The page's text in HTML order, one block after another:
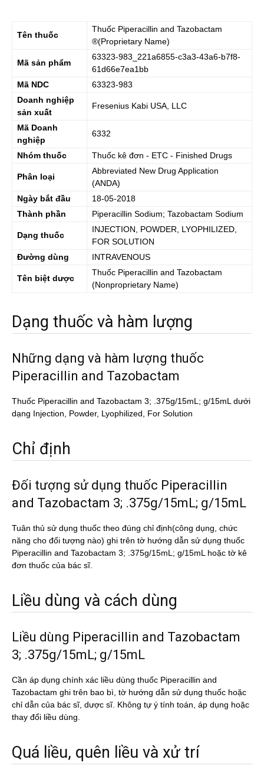
Tên thuốc
Thuốc Piperacillin and Tazobactam
®(Proprietary Name)
Mã sản phẩm
63323-983_221a6855-c3a3-43a6-b7f8-
61d66e7ea1bb
Mã NDC
63323-983
Doanh nghiệp
sản xuất
Fresenius Kabi USA, LLC
Mã Doanh
nghiệp
6332
Nhóm thuốc Thuốc kê đơn - ETC - Finished Drugs
Phân loại
Abbreviated New Drug Application
(ANDA)
Ngày bắt đầu
18-05-2018
Thành phần
Piperacillin Sodium; Tazobactam Sodium
Dạng thuốc
INJECTION, POWDER, LYOPHILIZED,
FOR SOLUTION
Đường dùng
INTRAVENOUS
Tên biệt dược
Thuốc Piperacillin and Tazobactam
(Nonproprietary Name)
Dạng thuốc và hàm lượng
Những dạng và hàm lượng thuốc
Piperacillin and Tazobactam
Thuốc Piperacillin and Tazobactam 3; .375g/15mL; g/15mL dưới
dạng Injection, Powder, Lyophilized, For Solution
Chỉ định
Đối tượng sử dụng thuốc Piperacillin
and Tazobactam 3; .375g/15mL; g/15mL
Tuân thủ sử dụng thuốc theo đúng chỉ định(công dụng, chức
năng cho đối tượng nào) ghi trên tờ hướng dẫn sử dụng thuốc
Piperacillin and Tazobactam 3; .375g/15mL; g/15mL hoặc tờ kê
đơn thuốc của bác sĩ.
Liều dùng và cách dùng
Liều dùng Piperacillin and Tazobactam
3; .375g/15mL; g/15mL
Cần áp dụng chính xác liều dùng thuốc Piperacillin and
Tazobactam ghi trên bao bì, tờ hướng dẫn sử dụng thuốc hoặc
chỉ dẫn của bác sĩ, dược sĩ. Không tự ý tính toán, áp dụng hoặc
thay đổi liều dùng.
Quá liều, quên liều và xử trí